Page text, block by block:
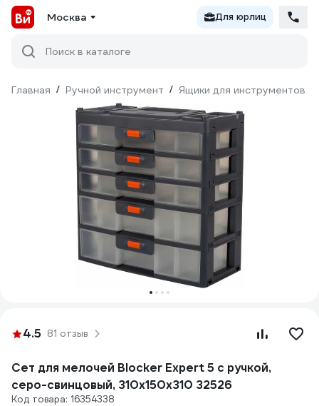
Москва Для юрлиц
Поиск в каталоге
Главная / Ручной инструмент / Ящики для инструментов
4.5 81 отзыв
Сет для мелочей Blocker Expert 5 с ручкой,
серо-свинцовый, 310х150х310 32526
Код товара: 16354338